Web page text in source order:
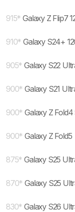
915* Galaxy Z Flip7
910* Galaxy S24+
905* Galaxy S22
900* Galaxy S21
900* Galaxy Z Fold4
900* Galaxy Z Fold5
875* Galaxy S25
870* Galaxy S25
830* Galaxy S26